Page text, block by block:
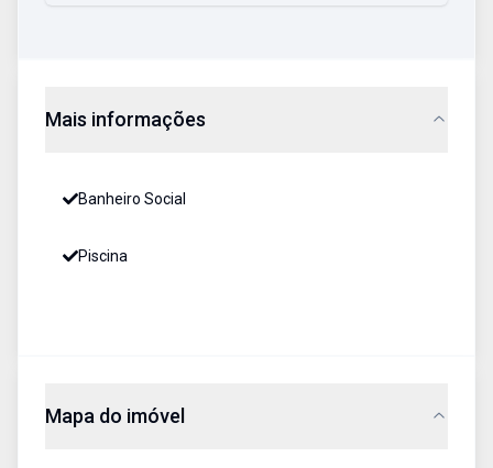
Mais informações
Banheiro Social
Piscina
Mapa do imóvel